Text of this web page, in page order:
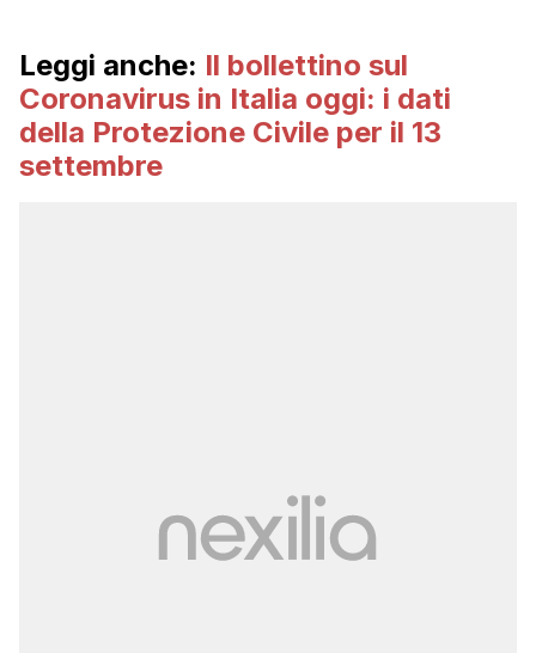
Leggi anche: Il bollettino sul
Coronavirus in Italia oggi: i dati
della Protezione Civile per il 13
settembre